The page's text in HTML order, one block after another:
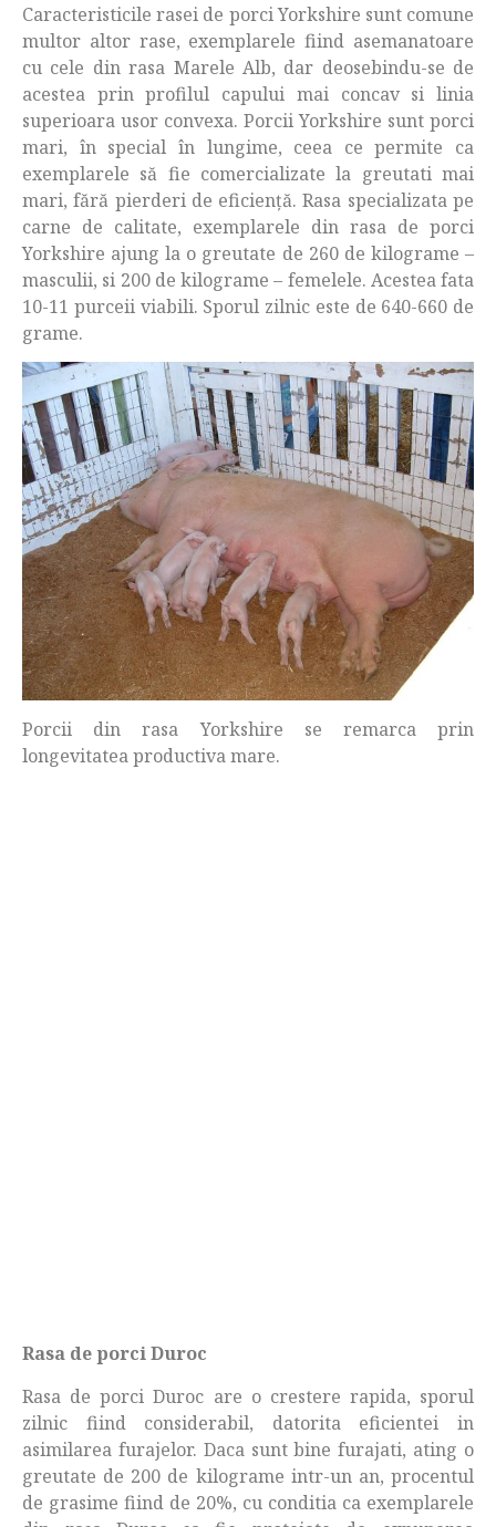
Caracteristicile rasei de porci Yorkshire sunt comune
multor altor rase, exemplarele fiind asemanatoare
cu cele din rasa Marele Alb, dar deosebindu-se de
acestea prin profilul capului mai concav si linia
superioara usor convexa. Porcii Yorkshire sunt porci
mari, în special în lungime, ceea ce permite ca
exemplarele să fie comercializate la greutati mai
mari, fără pierderi de eficiență. Rasa specializata pe
carne de calitate, exemplarele din rasa de porci
Yorkshire ajung la o greutate de 260 de kilograme –
masculii, si 200 de kilograme – femelele. Acestea fata
10-11 purceii viabili. Sporul zilnic este de 640-660 de
grame.
Porcii din rasa Yorkshire se remarca prin
longevitatea productiva mare.
Rasa de porci Duroc
Rasa de porci Duroc are o crestere rapida, sporul
zilnic fiind considerabil, datorita eficientei in
asimilarea furajelor. Daca sunt bine furajati, ating o
greutate de 200 de kilograme intr-un an, procentul
de grasime fiind de 20%, cu conditia ca exemplarele